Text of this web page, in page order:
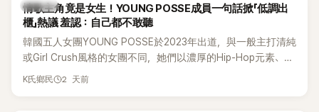
K-POP
情歌主角竟是女生！YOUNG POSSE成員一句話掀「低調出
櫃」熱議 羞認：自己都不敢聽
韓國五人女團YOUNG POSSE於2023年出道，與一般主打清純
或Girl Crush風格的女團不同，她們以濃厚的Hip-Hop元素、自
創Rap及成員親自參與創作為特色，MV也融入美式街頭、塗
K氏鄉民 2 天前